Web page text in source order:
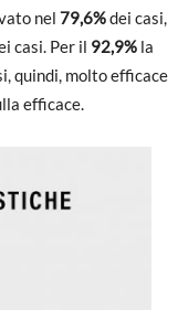
nel 79,6%dei casi,
casi. Per il 92,9% la
quindi, molto efficace
efficace.